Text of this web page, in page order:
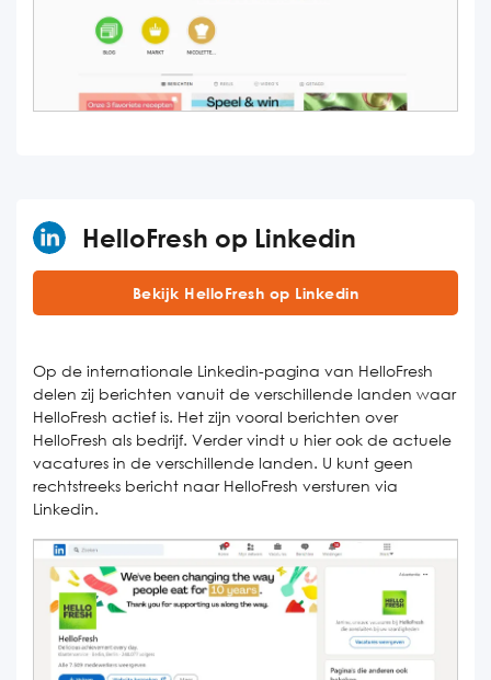
HelloFresh op Linkedin
Bekijk HelloFresh op Linkedin
Op de internationale Linkedin-pagina van HelloFresh
delen zij berichten vanuit de verschillende landen waar
HelloFresh actief is. Het zijn vooral berichten over
HelloFresh als bedrijf. Verder vindt u hier ook de actuele
vacatures in de verschillende landen. U kunt geen
rechtstreeks bericht naar HelloFresh versturen via
Linkedin.